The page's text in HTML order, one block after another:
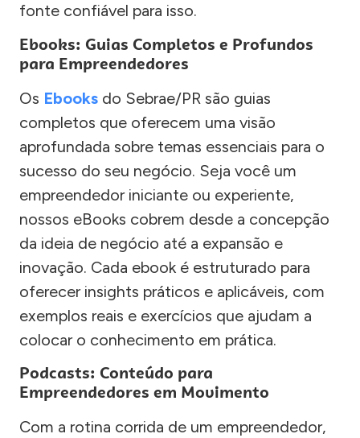
fonte confiável para isso.
Ebooks: Guias Completos e Profundos
para Empreendedores
Os Ebooks do Sebrae/PR são guias
completos que oferecem uma visão
aprofundada sobre temas essenciais para o
sucesso do seu negócio. Seja você um
empreendedor iniciante ou experiente,
nossos eBooks cobrem desde a concepção
da ideia de negócio até a expansão e
inovação. Cada ebook é estruturado para
oferecer insights práticos e aplicáveis, com
exemplos reais e exercícios que ajudam a
colocar o conhecimento em prática.
Podcasts: Conteúdo para
Empreendedores em Movimento
Com a rotina corrida de um empreendedor,